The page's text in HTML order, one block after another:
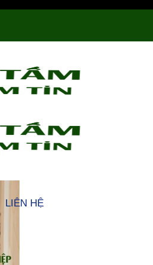
LIÊN HỆ